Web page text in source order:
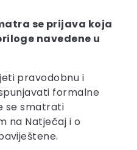
se prijava koja
navedene u
pravodobnu i
formalne
se smatrati
na Natječaj i o